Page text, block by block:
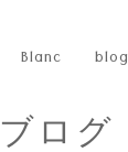
Blanc blog
ログ